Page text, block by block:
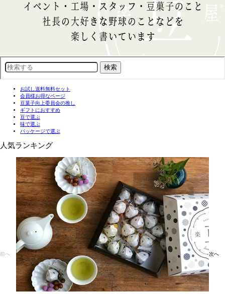
お試し送料無料セット
会員様お得なページ
豆菓子向上委員会の推し
ギフトにおすすめ
豆で選ぶ
味で選ぶ
パッケージで選ぶ
人気ランキング
前へ 次へ